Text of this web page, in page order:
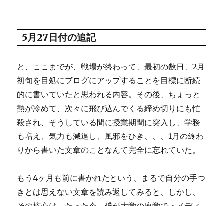
5月27日付の追記
と、ここまでが、戦場が終わって、最初の数日、2月
初旬を目処にブログにアップすることを目標に断続
的に書いていたと思われる内容。その後、ちょっと
熱が冷めて、次々に飛び込んでくる締め切りにも忙
殺され、そうしている間に授業期間に突入し、学務
も増え、気力も減退し、風邪をひき、、、1月の終わ
りから書いた文章のことなんて完全に忘れていた。
もう4ヶ月も前に書かれたという、まるで自分の手つ
きとは思えない文章を読み返してみると、しかし、